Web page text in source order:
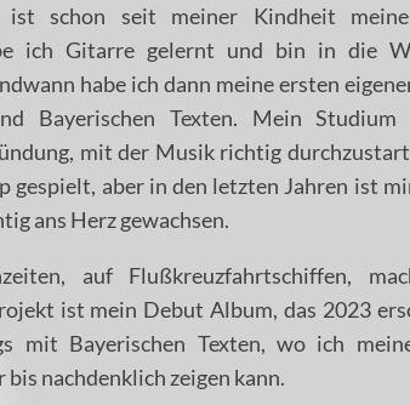
schon seit meiner Kindheit
ich Gitarre gelernt und bin in die
habe ich dann meine ersten
Bayerischen Texten. Mein
mit der Musik richtig
gespielt, aber in den letzten Jahren ist
ans Herz gewachsen.
auf Flußkreuzfahrtschiffen,
ist mein Debut Album, das 2023
mit Bayerischen Texten, wo ich
nachdenklich zeigen kann.